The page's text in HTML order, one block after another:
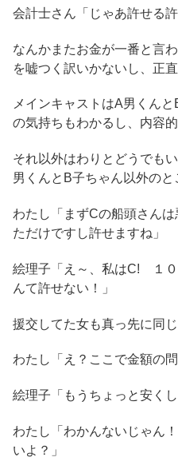
会計士さん「じゃあ許せる
なんかまたお金が一番と言
を嘘つく訳いかないし、正直
メインキャストはA男くん
の気持ちもわかるし、内容
それ以外はわりとどうでも
男くんとB子ちゃん以外のと
わたし「まずCの船頭さん
ただけですし許せますね」
絵理子「え～、私はC! １
んて許せない！」
援交してた女も真っ先に同
わたし「え？ここで金額の
絵理子「もうちょっと安く
わたし「わかんないじゃん
いよ？」